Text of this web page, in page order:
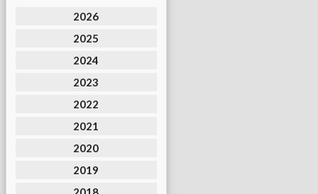
2026
2025
2024
2023
2022
2021
2020
2019